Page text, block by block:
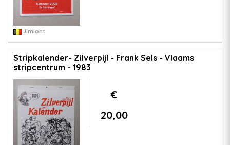
Jimlont
Stripkalender- Zilverpijl - Frank Sels - Vlaams
stripcentrum - 1983
€
20,00